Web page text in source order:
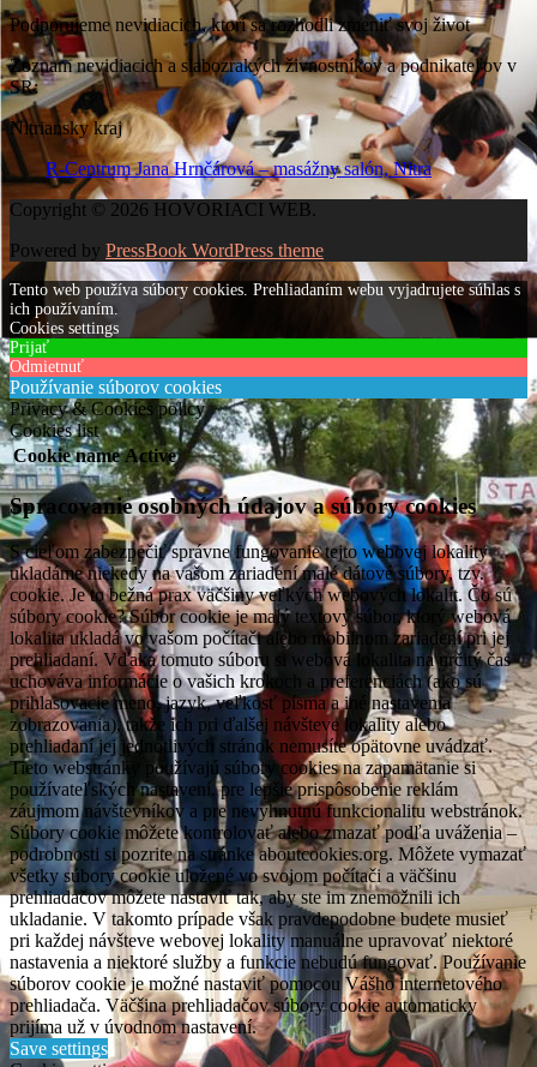
Podporujeme nevidiacich, ktorí sa rozhodli zmeniť svoj život
Zoznam nevidiacich a slabozrakých živnostníkov a podnikateľov v
SR:
Nitriansky kraj
R-Centrum Jana Hrnčárová – masážny salón, Nitra
Copyright © 2026 HOVORIACI WEB.
Powered by PressBook WordPress theme
Tento web používa súbory cookies. Prehliadaním webu vyjadrujete súhlas s
ich používaním.
Cookies settings
Prijať
Odmietnuť
Používanie súborov cookies
Privacy & Cookies policy
Cookies list
Cookie name Active
Spracovanie osobných údajov a súbory cookies
S cieľom zabezpečiť správne fungovanie tejto webovej lokality
ukladáme niekedy na vašom zariadení malé dátové súbory, tzv.
cookie. Je to bežná prax väčšiny veľkých webových lokalít. Čo sú
súbory cookie? Súbor cookie je malý textový súbor, ktorý webová
lokalita ukladá vo vašom počítači alebo mobilnom zariadení pri jej
prehliadaní. Vďaka tomuto súboru si webová lokalita na určitý čas
uchováva informácie o vašich krokoch a preferenciách (ako sú
prihlasovacie meno, jazyk, veľkosť písma a iné nastavenia
zobrazovania), takže ich pri ďalšej návšteve lokality alebo
prehliadaní jej jednotlivých stránok nemusíte opätovne uvádzať.
Tieto webstránky používajú súbory cookies na zapamätanie si
používateľských nastavení, pre lepšie prispôsobenie reklám
záujmom návštevníkov a pre nevyhnutnú funkcionalitu webstránok.
Súbory cookie môžete kontrolovať alebo zmazať podľa uváženia –
podrobnosti si pozrite na stránke aboutcookies.org. Môžete vymazať
všetky súbory cookie uložené vo svojom počítači a väčšinu
prehliadačov môžete nastaviť tak, aby ste im znemožnili ich
ukladanie. V takomto prípade však pravdepodobne budete musieť
pri každej návšteve webovej lokality manuálne upravovať niektoré
nastavenia a niektoré služby a funkcie nebudú fungovať. Používanie
súborov cookie je možné nastaviť pomocou Vášho internetového
prehliadača. Väčšina prehliadačov súbory cookie automaticky
prijíma už v úvodnom nastavení.
Save settings